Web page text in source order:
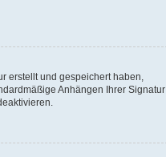
erstellt und gespeichert haben,
Anhängen Ihrer Signatur